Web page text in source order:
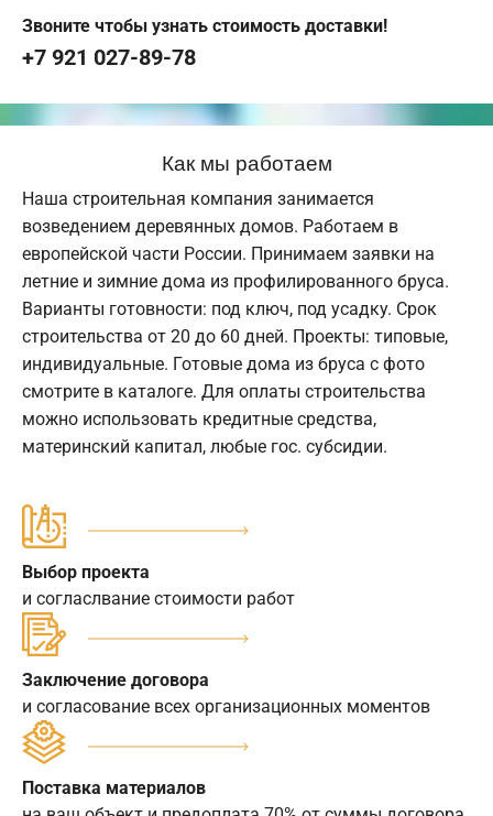
Звоните чтобы узнать стоимость доставки!
+7 921 027-89-78
Как мы работаем
Наша строительная компания занимается
возведением деревянных домов. Работаем в
европейской части России. Принимаем заявки на
летние и зимние дома из профилированного бруса.
Варианты готовности: под ключ, под усадку. Срок
строительства от 20 до 60 дней. Проекты: типовые,
индивидуальные. Готовые дома из бруса с фото
смотрите в каталоге. Для оплаты строительства
можно использовать кредитные средства,
материнский капитал, любые гос. субсидии.
Выбор проекта
и согласлвание стоимости работ
Заключение договора
и согласование всех организационных моментов
Поставка материалов